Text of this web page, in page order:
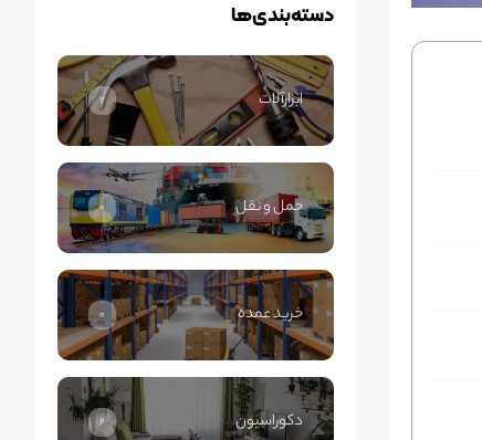
دسته‌بندی‌ها
ابزارآلات 2
حمل و نقل 0
خرید عمده 0
دکوراسیون 2